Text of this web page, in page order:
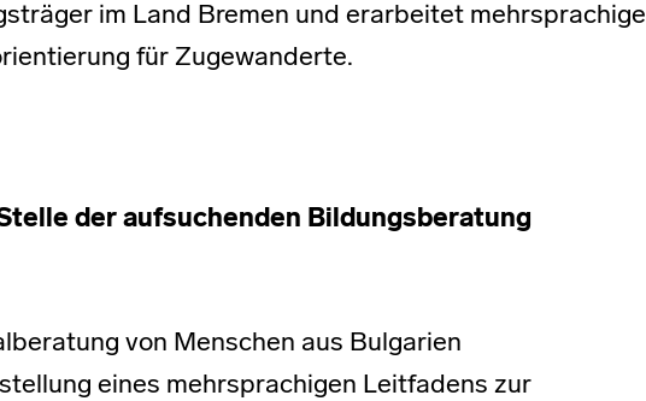
im Land Bremen und erarbeitet mehrsprachige
für Zugewanderte.
der aufsuchenden Bildungsberatung
von Menschen aus Bulgarien
eines mehrsprachigen Leitfadens zur